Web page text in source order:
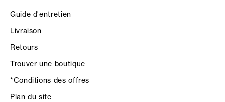
Guide d'entretien
Livraison
Retours
Trouver une boutique
*Conditions des offres
Plan du site